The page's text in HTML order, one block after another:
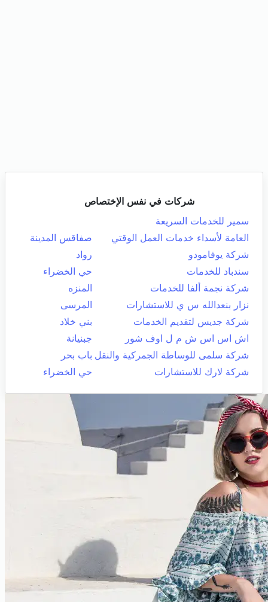
شركات في نفس الإختصاص
سمير للخدمات السريعة
العامة لأسداء خدمات العمل الوقتي
صفاقس المدينة
شركة يوفامودو
رواد
سندباد للخدمات
حي الخضراء
شركة نجمة ألفا للخدمات
المنزه
نزار بنعدالله س ي للاستشارات
المرسى
شركة جديس لتقديم الخدمات
بني خلاد
اش اس اس ش م ل اوف شور
جبنيانة
شركة سلمى للوساطة الجمركية والنقل باب بحر
شركة لارك للاستشارات
حي الخضراء